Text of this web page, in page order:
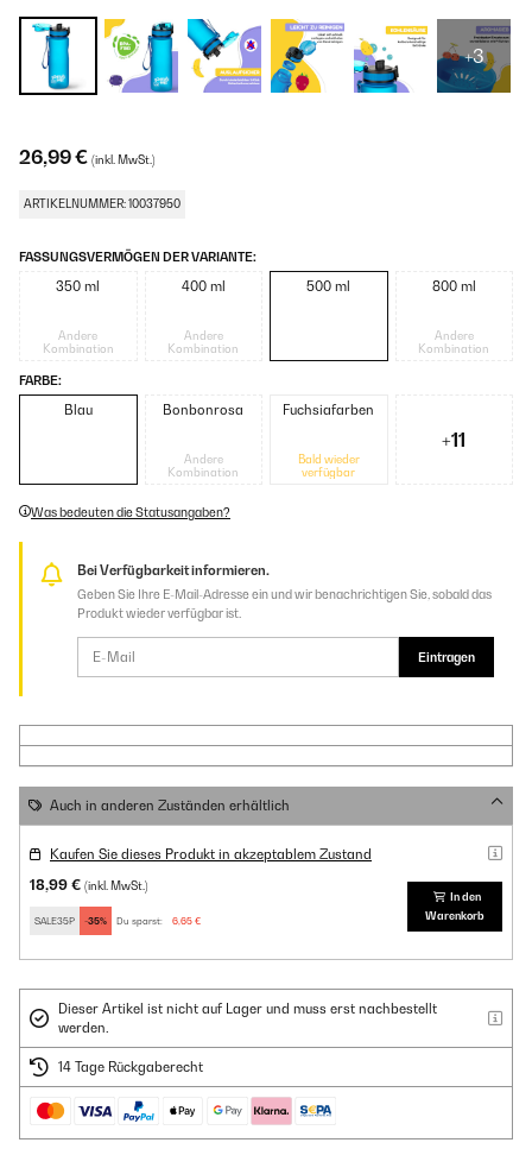
+3
26,99 € (inkl. MwSt.)
ARTIKELNUMMER: 10037950
FASSUNGSVERMÖGEN DER VARIANTE:
350 ml
Andere
Kombination
400 ml
Andere
Kombination
500 ml 800 ml
Andere
Kombination
FARBE:
Blau Bonbonrosa
Andere
Kombination
Fuchsiafarben
Bald wieder
verfügbar
+11
Was bedeuten die Statusangaben?
Bei Verfügbarkeit informieren.
Geben Sie Ihre E-Mail-Adresse ein und wir benachrichtigen Sie, sobald das
Produkt wieder verfügbar ist.
Eintragen
Auch in anderen Zuständen erhältlich
Kaufen Sie dieses Produkt in akzeptablem Zustand
18,99 € (inkl. MwSt.)
SALE35P -35% Du sparst: 6,65 €
In den
Warenkorb
Dieser Artikel ist nicht auf Lager und muss erst nachbestellt
werden.
14 Tage Rückgaberecht